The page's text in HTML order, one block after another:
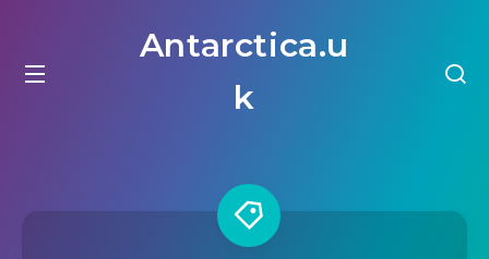
Antarctica.u
k